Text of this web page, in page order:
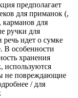
предполагает
для приманок (,
карманов для
ручки для
речь идет о сумке
В особенности
хранения
используются
не повреждающие
/ для